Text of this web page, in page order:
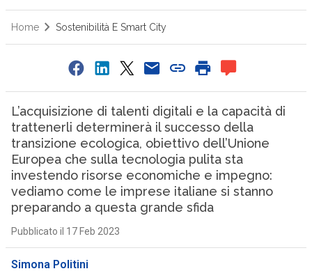
Home Sostenibilità E Smart City
L’acquisizione di talenti digitali e la capacità di
trattenerli determinerà il successo della
transizione ecologica, obiettivo dell’Unione
Europea che sulla tecnologia pulita sta
investendo risorse economiche e impegno:
vediamo come le imprese italiane si stanno
preparando a questa grande sfida
Pubblicato il 17 Feb 2023
Simona Politini